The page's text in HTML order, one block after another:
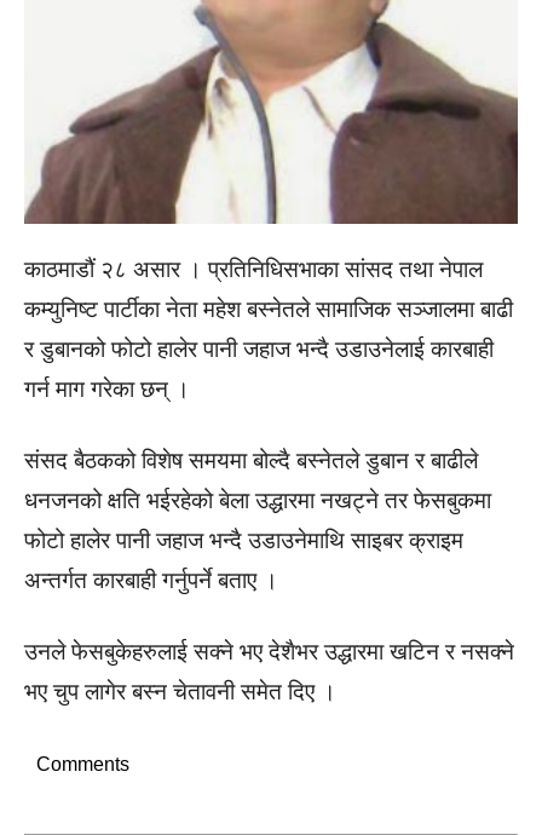
काठमाडौं २८ असार । प्रतिनिधिसभाका सांसद तथा नेपाल
कम्युनिष्ट पार्टीका नेता महेश बस्नेतले सामाजिक सञ्जालमा बाढी
र डुबानको फोटो हालेर पानी जहाज भन्दै उडाउनेलाई कारबाही
गर्न माग गरेका छन् ।
संसद बैठकको विशेष समयमा बोल्दै बस्नेतले डुबान र बाढीले
धनजनको क्षति भईरहेको बेला उद्धारमा नखट्ने तर फेसबुकमा
फोटो हालेर पानी जहाज भन्दै उडाउनेमाथि साइबर क्राइम
अन्तर्गत कारबाही गर्नुपर्ने बताए ।
उनले फेसबुकेहरुलाई सक्ने भए देशैभर उद्धारमा खटिन र नसक्ने
भए चुप लागेर बस्न चेतावनी समेत दिए ।
Comments